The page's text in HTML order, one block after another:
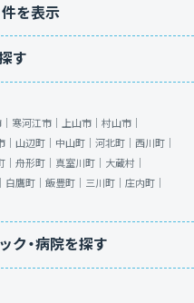
を表示
す
寒河江市｜ 上山市｜ 村山市｜
山辺町｜ 中山町｜ 河北町｜ 西川町｜
舟形町｜ 真室川町｜ 大蔵村｜
白鷹町｜ 飯豊町｜ 三川町｜ 庄内町｜
ク・病院を探す